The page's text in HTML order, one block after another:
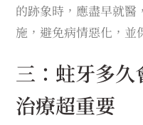
的跡象時，應盡早就醫
施，避免病情惡化，並
三：蛀牙多
治療超重要